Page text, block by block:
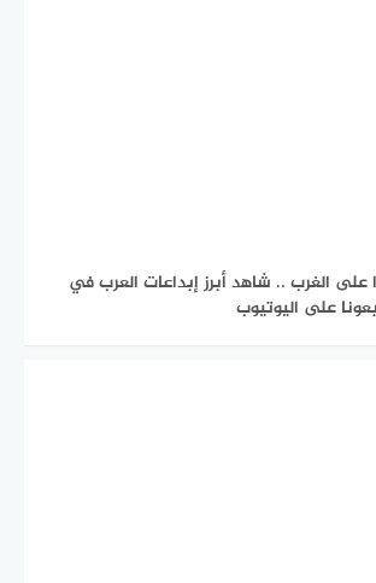
على الغرب .. شاهد أبرز إبداعات العرب في
على اليوتيوب